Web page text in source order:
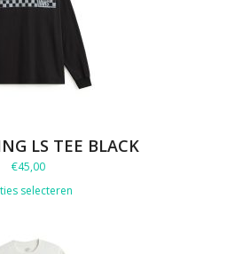
LS TEE BLACK
€45,00
selecteren